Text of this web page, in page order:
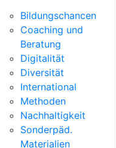
Bildungschancen
Coaching und
Beratung
Digitalität
Diversität
International
Methoden
Nachhaltigkeit
Sonderpäd.
Materialien